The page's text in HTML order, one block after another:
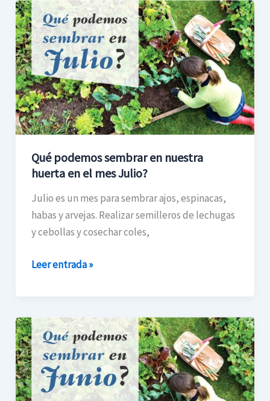
Qué podemos sembrar en nuestra
huerta en el mes Julio?
Julio es un mes para sembrar ajos, espinacas,
habas y arvejas. Realizar semilleros de lechugas
y cebollas y cosechar coles,
Qué
podemos
sembrar
en
nuestra
huerta
en
el
Julio?
Leer entrada »
Qué
podemos
sembrar
en
nuestra